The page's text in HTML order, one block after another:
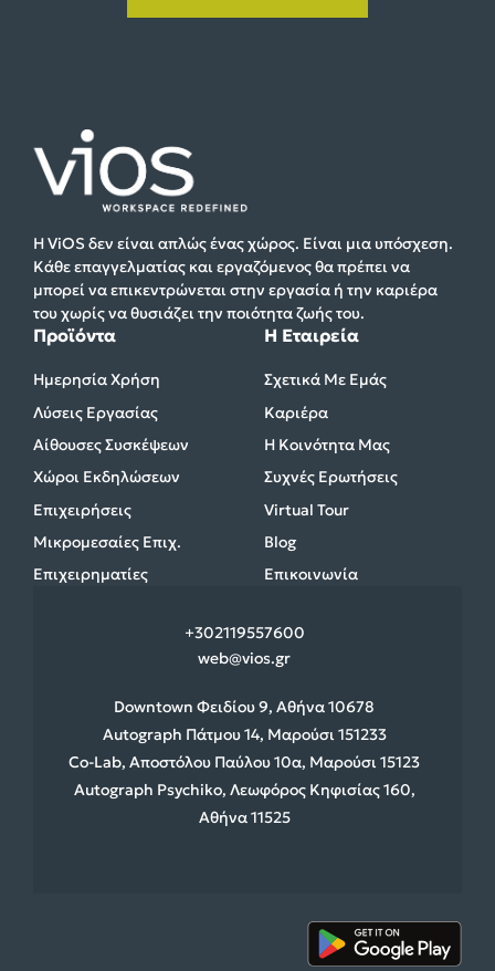
Η ViOS δεν είναι απλώς ένας χώρος. Είναι μια υπόσχεση.
Κάθε επαγγελματίας και εργαζόμενος θα πρέπει να
μπορεί να επικεντρώνεται στην εργασία ή την καριέρα
του χωρίς να θυσιάζει την ποιότητα ζωής του.
Προϊόντα
Ημερησία Χρήση
Λύσεις Εργασίας
Αίθουσες Συσκέψεων
Χώροι Εκδηλώσεων
Επιχειρήσεις
Μικρομεσαίες Επιχ.
Επιχειρηματίες
Η Εταιρεία
Σχετικά Με Εμάς
Καριέρα
Η Κοινότητα Μας
Συχνές Ερωτήσεις
Virtual Tour
Blog
Επικοινωνία
+302119557600
web@vios.gr
Downtown Φειδίου 9, Αθήνα 10678
Autograph Πάτμου 14, Μαρούσι 151233
Co-Lab, Αποστόλου Παύλου 10α, Μαρούσι 15123
Autograph Psychiko, Λεωφόρος Κηφισίας 160,
Αθήνα 11525